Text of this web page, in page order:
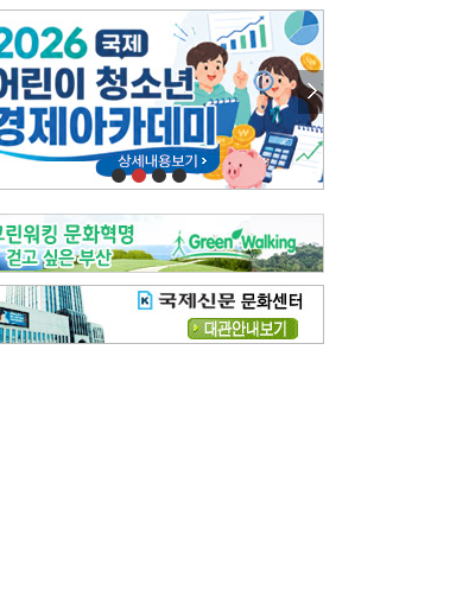
재필-여름_저녁무렵의호수
한편의 시조[전체보기]
/오기환
/김진규
영화 박스오피스[전체보기]
‘스파이더맨’ 개봉 5일 만에 300만 돌풍…박스오피스·예매율 동시 1위
‘호프’ 개봉 11일 만에 관객 300만…‘스파이더맨’ 예매율 68.8% 1위
의 운세- [전체보기]
의 운세- 2026년 8월 6일 (음 6월 24일)
의 운세- 2026년 8월 5일 (음 6월 23일)
훈의 고전 속 이 문장 [전체보기]
입추 지났는데도 덥다며 신유안에게 보낸 박규수의 편지